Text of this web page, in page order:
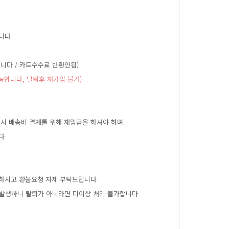
다
다/카드수수료반환안됨)
합니다,탈퇴후재가입불가)
배송비결제를위해재입금을하셔야하며
고환불요청자제부탁드립니다
하니탈퇴가아니라면더이상처리불가합니다